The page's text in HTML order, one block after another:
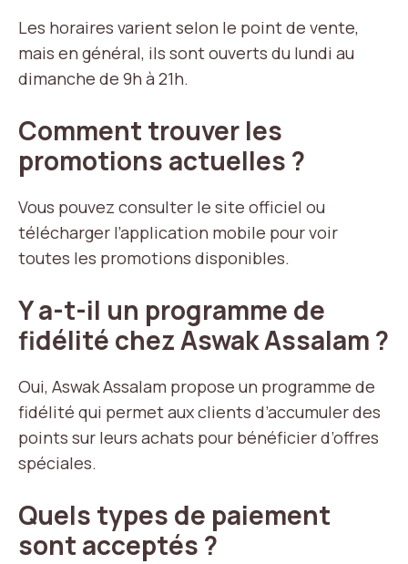
Les horaires varient selon le point de vente,
mais en général, ils sont ouverts du lundi au
dimanche de 9h à 21h.
Comment trouver les
promotions actuelles ?
Vous pouvez consulter le site officiel ou
télécharger l’application mobile pour voir
toutes les promotions disponibles.
Y a-t-il un programme de
fidélité chez Aswak Assalam ?
Oui, Aswak Assalam propose un programme de
fidélité qui permet aux clients d’accumuler des
points sur leurs achats pour bénéficier d’offres
spéciales.
Quels types de paiement
sont acceptés ?